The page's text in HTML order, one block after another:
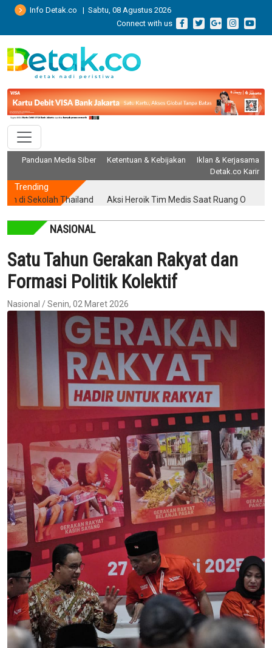
Info Detak.co | Sabtu, 08 Agustus 2026
Connect with us
Panduan Media Siber Ketentuan & Kebijakan
Iklan & Kerjasama
Detak.co Karir
Trending
Thailand Aksi Heroik Tim Medis Saat Ruang Operasi
NASIONAL
Satu Tahun Gerakan Rakyat dan
Formasi Politik Kolektif
Nasional / Senin, 02 Maret 2026